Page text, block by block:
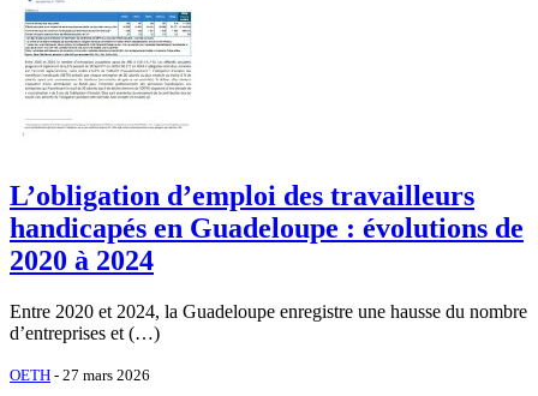
L’obligation d’emploi des travailleurs
handicapés en Guadeloupe : évolutions de
2020 à 2024
Entre 2020 et 2024, la Guadeloupe enregistre une hausse du nombre
d’entreprises et (…)
OETH - 27 mars 2026